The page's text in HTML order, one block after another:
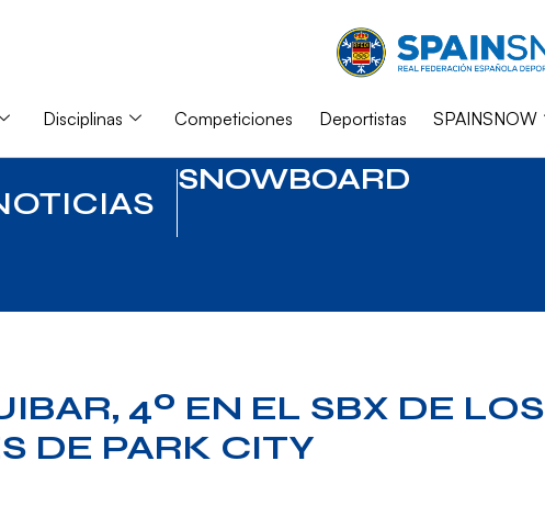
Disciplinas Competiciones Deportistas SPAINSNOW
SNOWBOARD
4º EN EL SBX DE LOS
DE PARK CITY